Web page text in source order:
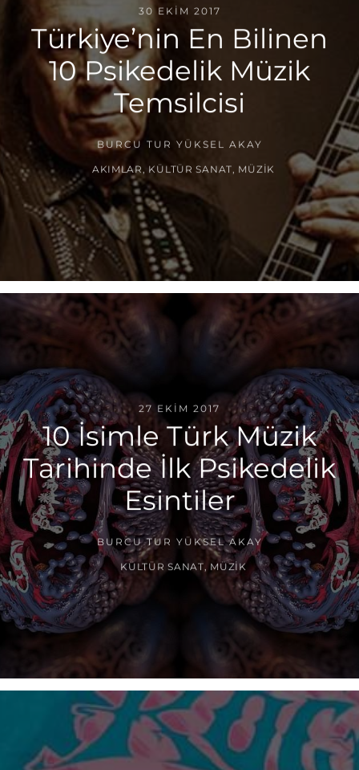
30 EKIM 2017
Türkiye’nin En Bilinen
10 Psikedelik Müzik
Temsilcisi
BURCU TUR YÜKSEL AKAY
AKIMLAR KÜLTÜR SANAT MÜZIK
27 EKIM 2017
10 İsimle Türk Müzik
Tarihinde İlk Psikedelik
Esintiler
BURCU TUR YÜKSEL AKAY
KÜLTÜR SANAT, MÜZIK